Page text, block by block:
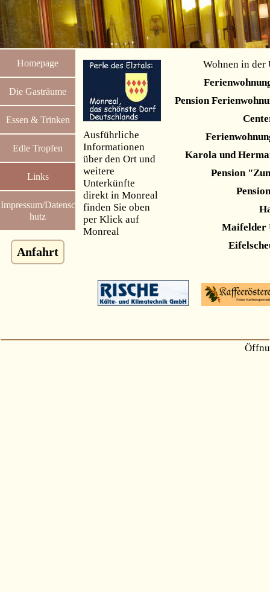
Homepage
Die Gasträume
Essen & Trinken
Edle Tropfen
Links
Impressum/Datensc
hutz
Anfahrt
Ausführliche
Informationen
über den Ort und
weitere
Unterkünfte
direkt in Monreal
finden Sie oben
per Klick auf
Monreal
Wohnen in der
Pension
Karola und
Pension
Maifelder